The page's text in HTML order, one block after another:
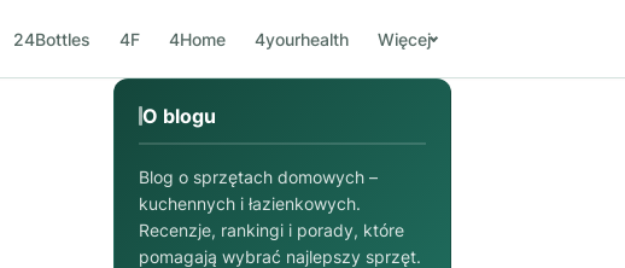
24Bottles 4F 4Home 4yourhealth Więcej
O blogu
Blog o sprzętach domowych –
kuchennych i łazienkowych.
Recenzje, rankingi i porady, które
pomagają wybrać najlepszy sprzęt.